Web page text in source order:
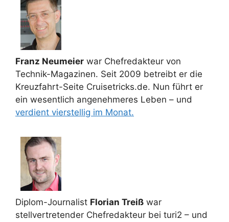
Franz Neumeier war Chefredakteur von
Technik-Magazinen. Seit 2009 betreibt er die
Kreuzfahrt-Seite Cruisetricks.de. Nun führt er
ein wesentlich angenehmeres Leben – und
verdient vierstellig im Monat.
Diplom-Journalist Florian Treiß war
stellvertretender Chefredakteur bei turi2 – und